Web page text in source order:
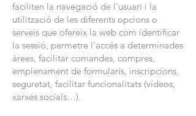
faciliten la navegació de l'usuari i la
utilització de les diferents opcions o
serveis que ofereix la web com identificar
la sessió, permetre l'accés a determinades
àrees, facilitar comandes, compres,
emplenament de formularis, inscripcions,
seguretat, facilitar funcionalitats (vídeos,
xarxes socials…).